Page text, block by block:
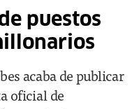
puestos
acaba de publicar
oficial de